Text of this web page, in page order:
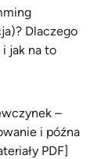
Dlaczego
jak na to
–
i późna
PDF]